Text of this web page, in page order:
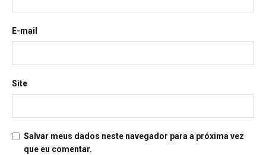
E-mail
Site
Salvar meus dados neste navegador para a próxima vez
que eu comentar.